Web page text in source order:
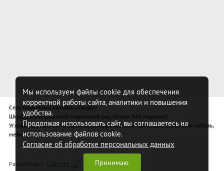
Сеть мебельных салонов «Санди»
Шкафы-купе, широкий модельный ряд (более 340 моделей)
Угловые шкафы-купе, спальни, комоды, кровати, прихожие, корпусная мебель,
мебель для спальни
Разработка — Сайт НН
Мы используем файлы cookie для обеспечения
корректной работы сайта, аналитики и повышения
удобства.
Продолжая использовать сайт, вы соглашаетесь на
использование файлов cookie.
Согласие об обработке персональных данных
Принимаю